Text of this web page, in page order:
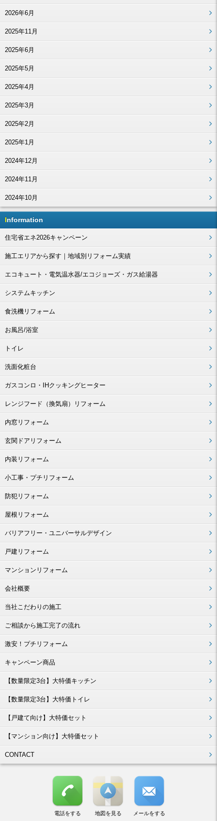
2026年6月
2025年11月
2025年6月
2025年5月
2025年4月
2025年3月
2025年2月
2025年1月
2024年12月
2024年11月
2024年10月
Information
住宅省エネ2026キャンペーン
施工エリアから探す｜地域別リフォーム実績
エコキュート・電気温水器/エコジョーズ・ガス給湯器
システムキッチン
食洗機リフォーム
お風呂/浴室
トイレ
洗面化粧台
ガスコンロ・IHクッキングヒーター
レンジフード（換気扇）リフォーム
内窓リフォーム
玄関ドアリフォーム
内装リフォーム
小工事・プチリフォーム
防犯リフォーム
屋根リフォーム
バリアフリー・ユニバーサルデザイン
戸建リフォーム
マンションリフォーム
会社概要
当社こだわりの施工
ご相談から施工完了の流れ
激安！プチリフォーム
キャンペーン商品
【数量限定3台】大特価キッチン
【数量限定3台】大特価トイレ
【戸建て向け】大特価セット
【マンション向け】大特価セット
CONTACT
電話をする 地図を見る メールをする